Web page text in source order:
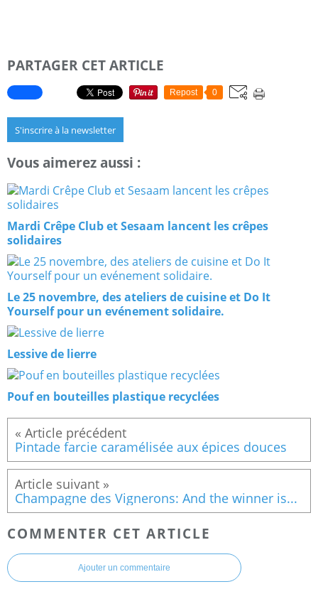
PARTAGER CET ARTICLE
Repost 0
S'inscrire à la newsletter
Vous aimerez aussi :
Mardi Crêpe Club et Sesaam lancent les crêpes
solidaires
Le 25 novembre, des ateliers de cuisine et Do It
Yourself pour un evénement solidaire.
Lessive de lierre
Pouf en bouteilles plastique recyclées
Pintade farcie caramélisée aux épices douces
Champagne des Vignerons: And the winner is...
COMMENTER CET ARTICLE
Ajouter un commentaire